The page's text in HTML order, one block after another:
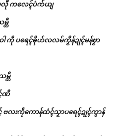
ကလေၚ်ပံက်ယျ
တီ
ါ ကဵု ပရေၚ်ၜိုဟ်လလမ်ကၟိန်ဍုၚ်မန်ဗၟာ
တီ
ဏီ
လးကဵုကောန်ထံၚ်သၟာပရေၚ်ဍုၚ်ကွာန်